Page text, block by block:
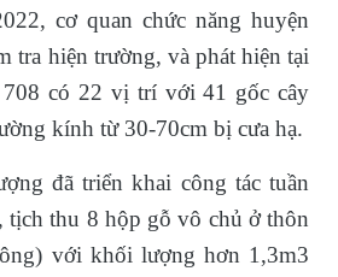
cơ quan chức năng huyện
tra hiện trường, và phát hiện tại
có 22 vị trí với 41 gốc cây
kính từ 30-70cm bị cưa hạ.
đã triển khai công tác tuần
tịch thu 8 hộp gỗ vô chủ ở thôn
với khối lượng hơn 1,3m3